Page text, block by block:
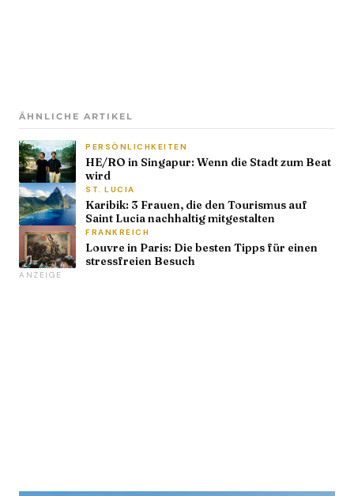
ÄHNLICHE ARTIKEL
PERSÖNLICHKEITEN
HE/RO in Singapur: Wenn die Stadt zum Beat
wird
ST. LUCIA
Karibik: 3 Frauen, die den Tourismus auf
Saint Lucia nachhaltig mitgestalten
FRANKREICH
Louvre in Paris: Die besten Tipps für einen
stressfreien Besuch
ANZEIGE